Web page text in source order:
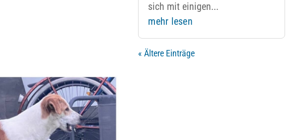
sich mit einigen...
mehr lesen
« Ältere Einträge